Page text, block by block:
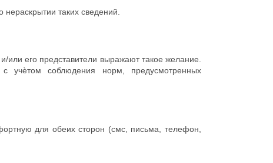
таких сведений.
его представители выражают такое желание.
учѐтом соблюдения норм, предусмотренных
для обеих сторон (смс, письма, телефон,